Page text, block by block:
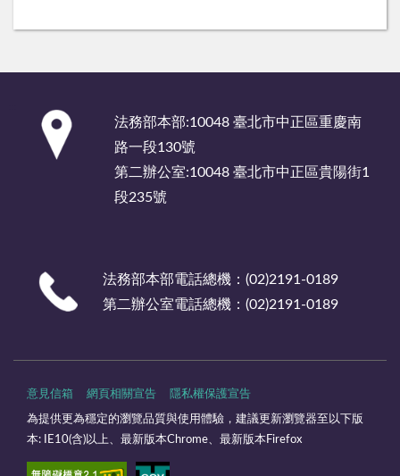
法務部本部:10048 臺北市中正區重慶南
路一段130號
第二辦公室:10048 臺北市中正區貴陽街1
段235號
法務部本部電話總機：(02)2191-0189
第二辦公室電話總機：(02)2191-0189
意見信箱 網頁相關宣告 隱私權保護宣告
為提供更為穩定的瀏覽品質與使用體驗，建議更新瀏覽器至以下版
本: IE10(含)以上、最新版本Chrome、最新版本Firefox